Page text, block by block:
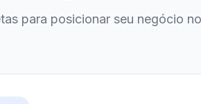
para posicionar seu negócio